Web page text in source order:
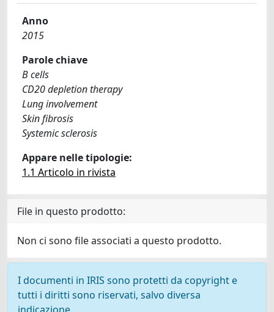
Anno
2015
Parole chiave
B cells
CD20 depletion therapy
Lung involvement
Skin fibrosis
Systemic sclerosis
Appare nelle tipologie:
1.1 Articolo in rivista
File in questo prodotto:
Non ci sono file associati a questo prodotto.
I documenti in IRIS sono protetti da copyright e
tutti i diritti sono riservati, salvo diversa